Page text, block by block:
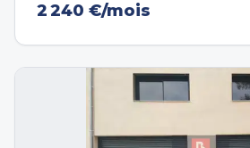
2 240 €/mois